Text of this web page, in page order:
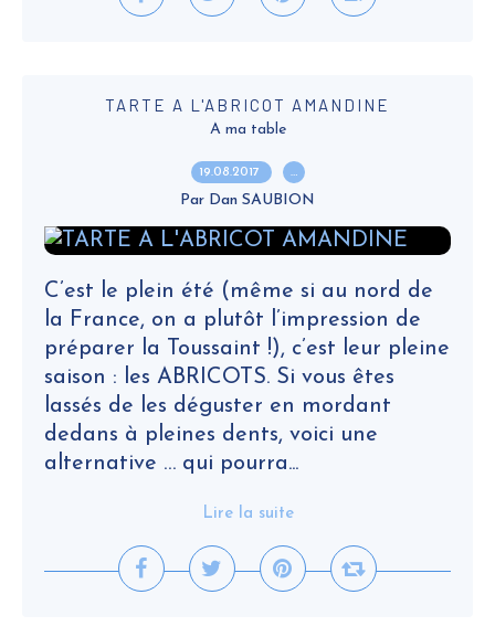
TARTE A L'ABRICOT AMANDINE
A ma table
19.08.2017 …
Par Dan SAUBION
C’est le plein été (même si au nord de
la France, on a plutôt l’impression de
préparer la Toussaint !), c’est leur pleine
saison : les ABRICOTS. Si vous êtes
lassés de les déguster en mordant
dedans à pleines dents, voici une
alternative … qui pourra...
Lire la suite